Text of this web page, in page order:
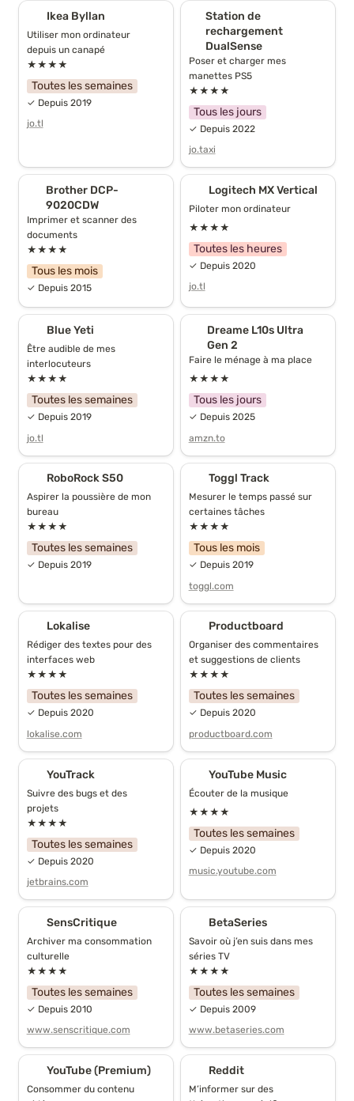
Ikea Byllan
Ikea Byllan
Utiliser mon ordinateur
depuis un canapé
★★★★
Toutes les semaines
✓ Depuis 2019
jo.tl
Station de rechargement
DualSense
Station de
rechargement
DualSense
Poser et charger mes
manettes PS5
★★★★
Tous les jours
✓ Depuis 2022
jo.taxi
Brother DCP-9020CDW
Brother DCP-
9020CDW
Imprimer et scanner des
documents
★★★★
Tous les mois
✓ Depuis 2015
Logitech MX Vertical
Logitech MX Vertical
Piloter mon ordinateur
★★★★
Toutes les heures
✓ Depuis 2020
jo.tl
Blue Yeti
Blue Yeti
Être audible de mes
interlocuteurs
★★★★
Toutes les semaines
✓ Depuis 2019
jo.tl
Dreame L10s Ultra Gen 2
Dreame L10s Ultra
Gen 2
Faire le ménage à ma place
★★★★
Tous les jours
✓ Depuis 2025
amzn.to
RoboRock S50
RoboRock S50
Aspirer la poussière de mon
bureau
★★★★
Toutes les semaines
✓ Depuis 2019
Toggl Track
Toggl Track
Mesurer le temps passé sur
certaines tâches
★★★★
Tous les mois
✓ Depuis 2019
toggl.com
Lokalise
Lokalise
Rédiger des textes pour des
interfaces web
★★★★
Toutes les semaines
✓ Depuis 2020
lokalise.com
Productboard
Productboard
Organiser des commentaires
et suggestions de clients
★★★★
Toutes les semaines
✓ Depuis 2020
productboard.com
YouTrack
YouTrack
Suivre des bugs et des
projets
★★★★
Toutes les semaines
✓ Depuis 2020
jetbrains.com
YouTube Music
YouTube Music
Écouter de la musique
★★★★
Toutes les semaines
✓ Depuis 2020
music.youtube.com
SensCritique
SensCritique
Archiver ma consommation
culturelle
★★★★
Toutes les semaines
✓ Depuis 2010
www.senscritique.com
BetaSeries
BetaSeries
Savoir où j’en suis dans mes
séries TV
★★★★
Toutes les semaines
✓ Depuis 2009
www.betaseries.com
YouTube (Premium)
YouTube (Premium)
Consommer du contenu
Reddit
Reddit
M’informer sur des